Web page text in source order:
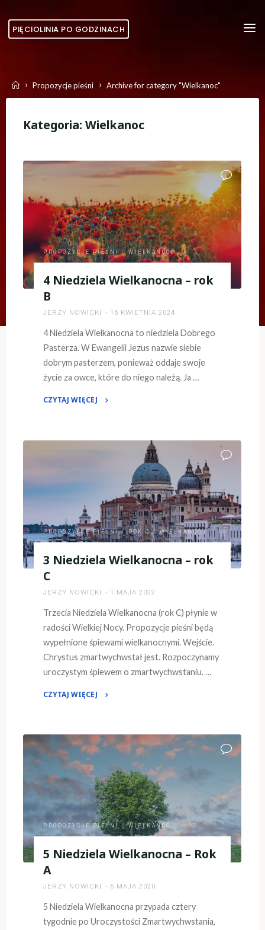
content
PIĘCIOLINIA PO GODZINACH
HomePropozycje pieśni Archive for category "Wielkanoc"
Kategoria: Wielkanoc
PROPOZYCJE PIEŚNI / WIELKANOC
4 Niedziela Wielkanocna – rok
B
JERZY NOWICKI 16 KWIETNIA 2024
4 Niedziela Wielkanocna to niedziela Dobrego
Pasterza. W Ewangelii Jezus nazwie siebie
dobrym pasterzem, ponieważ oddaje swoje
życie za owce, które do niego należą. Ja …
CZYTAJ WIĘCEJ
Wielkanocna
B"
PROPOZYCJE PIEŚNI / ROK C / WIELKANOC
3 Niedziela Wielkanocna – rok
C
JERZY NOWICKI 1 MAJA 2022
Trzecia Niedziela Wielkanocna (rok C) płynie w
radości Wielkiej Nocy. Propozycje pieśni będą
wypełnione śpiewami wielkanocnymi. Wejście.
Chrystus zmartwychwstał jest. Rozpoczynamy
uroczystym śpiewem o zmartwychwstaniu. …
CZYTAJ WIĘCEJ
Wielkanocna
PROPOZYCJE PIEŚNI / WIELKANOC
5 Niedziela Wielkanocna – Rok
A
JERZY NOWICKI 6 MAJA 2020
5 Niedziela Wielkanocna przypada cztery
tygodnie po Uroczystości Zmartwychwstania,